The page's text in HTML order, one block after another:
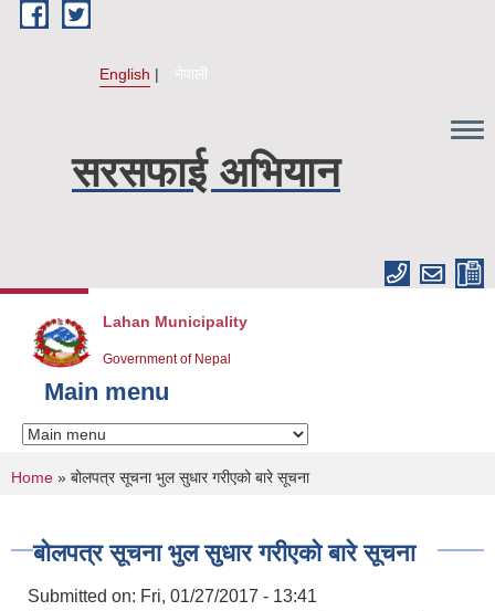
Skip to main content
English नेपाली
सरसफाई अभियान
Lahan Municipality
Government of Nepal
Main menu
You are here
Home » बोलपत्र सूचना भुल सुधार गरीएको बारे सूचना
बोलपत्र सूचना भुल सुधार गरीएको बारे सूचना
Submitted on: Fri, 01/27/2017 - 13:41